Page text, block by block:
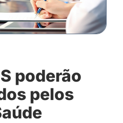
poderão
pelos